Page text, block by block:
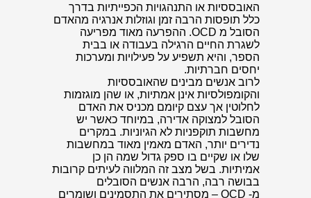
האובססיות או התנהגויות הכפייתיות בדרך
כלל תופסות הרבה זמן וגוזלות אנרגיה מהאדם
הסובל מ OCD. ההפרעה מאוד מפריעה
לשגרת החיים הרגילה בעבודה או בבית
הספר, והיא תשפיע על פעילויות ומערכות
יחסים חברתיות.
לרוב אנשים מבינים שהאובססיות
והקומפולסיות אינן אמתיות, או שהן מוגזמות
לחלוטין אך עצם קיומם מכניס את האדם
הסובל למצוקה אדירה, במיוחד כאשר יש
מחשבות תוקפניות לא הגיוניות. במקרים
נדירים יותר, האדם מאמין מאוד במחשבות
שלו או שקיים בו ספק גדול שמה הן כן
אמיתיות. בשל מצב זה המלווה לעיתים קרובות
בבושה רבה, הרבה אנשים הסובלים
מ- OCD – מסתירים את התסמינים ושומרים